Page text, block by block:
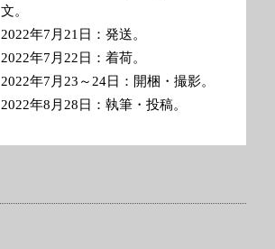
文。
2022年7月21日：発送。
2022年7月22日：着荷。
2022年7月23～24日：開梱・撮影。
2022年8月28日：執筆・投稿。